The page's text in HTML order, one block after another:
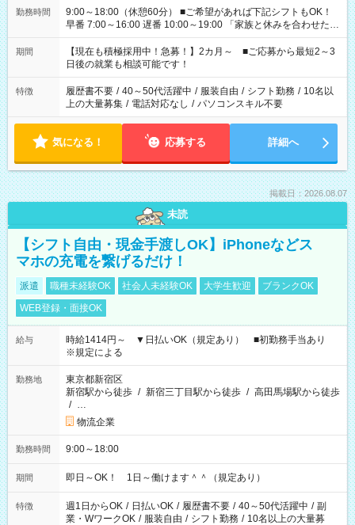
勤務時間
9:00～18:00（休憩60分） ■ご希望があれば下記シフトもOK！
早番 7:00～16:00 遅番 10:00～19:00 「家族と休みを合わせた
い」 「余裕を持って夕飯の準備がしたい」 「できれば残業はし
たくない」 など、ご希望を教えてくださいね。 ※Wワーク希望
の方へ 今ご覧のお仕事で希望する勤務時間と、もう1つのお仕事
の勤務時間。 合計で週40時間を超える場合は応募できません。
期間
【現在も積極採用中！急募！】2カ月～ ■ご応募から最短2～3
日後の就業も相談可能です！
特徴 履歴書不要 / 40～50代活躍中 / 服装自由 / シフト勤務 / 10名以
上の大量募集 / 電話対応なし / パソコンスキル不要
気になる！ 応募する 詳細へ
掲載日：2026.08.07
未読
【シフト自由・現金手渡しOK】iPhoneなどス
マホの充電を繋げるだけ！
派遣 職種未経験OK 社会人未経験OK 大学生歓迎
ブランクOK
WEB登録・面接OK
給与
時給1414円～ ▼日払いOK（規定あり） ■初勤務手当あり
※規定による
勤務地
東京都新宿区
新宿駅から徒歩 / 新宿三丁目駅から徒歩 / 高田馬場駅から徒歩
/ …
物流企業
勤務時間 9:00～18:00
期間 即日～OK！ 1日～働けます＾＾（規定あり）
特徴 週1日からOK / 日払いOK / 履歴書不要 / 40～50代活躍中 / 副
業・WワークOK / 服装自由 / シフト勤務 / 10名以上の大量募